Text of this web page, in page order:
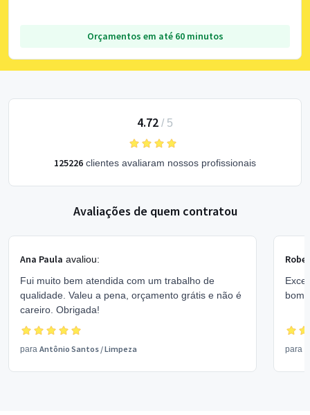
Orçamentos em até 60 minutos
4.72 / 5
125226 clientes avaliaram nossos profissionais
Avaliações de quem contratou
Ana Paula avaliou:
Fui muito bem atendida com um trabalho de
qualidade. Valeu a pena, orçamento grátis e não é
careiro. Obrigada!
para Antônio Santos /Limpeza
bom
para